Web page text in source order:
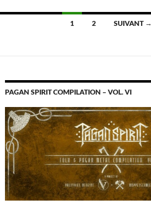
articles
1 2 SUIVANT →
PAGAN SPIRIT COMPILATION – VOL. VI